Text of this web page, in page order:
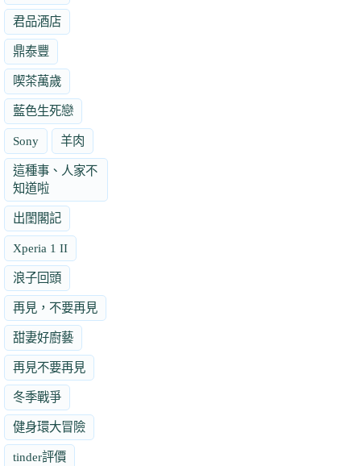
君品酒店
鼎泰豐
喫茶萬歲
藍色生死戀
Sony 羊肉
這種事、人家不
知道啦
出閨閣記
Xperia 1 II
浪子回頭
再見，不要再見
甜妻好廚藝
再見不要再見
冬季戰爭
健身環大冒險
tinder評價